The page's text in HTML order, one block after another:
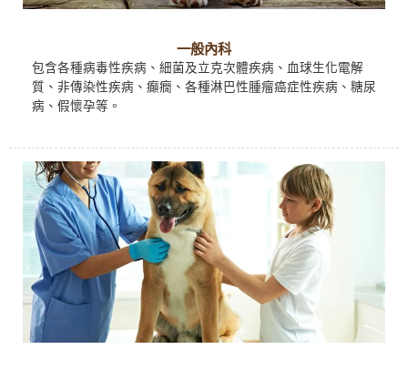
一般內科
包含各種病毒性疾病、細菌及立克次體疾病、血球生化電解
質、非傳染性疾病、癲癇、各種淋巴性腫瘤癌症性疾病、糖尿
病、假懷孕等。